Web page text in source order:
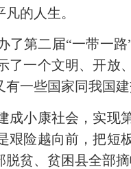
的人生。
第二届“一带一路
一个文明、开
一些国家同我国
小康社会，实现
险越向前，把短
贫、贫困县全部摘